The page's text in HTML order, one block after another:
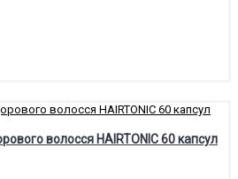
волосся HAIRTONIC 60 капсул